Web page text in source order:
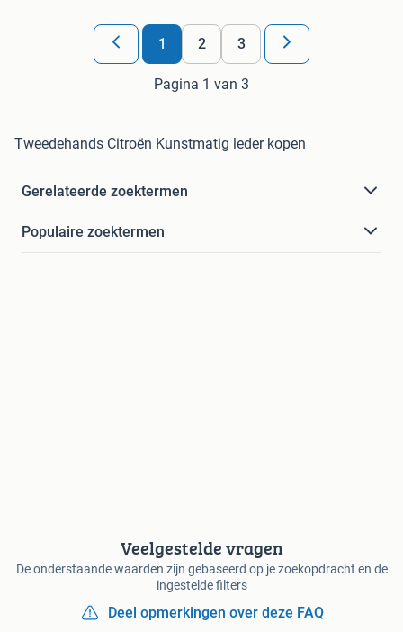
1 2 3
Pagina 1 van 3
Tweedehands Citroën Kunstmatig leder kopen
Gerelateerde zoektermen
Populaire zoektermen
Veelgestelde vragen
De onderstaande waarden zijn gebaseerd op je zoekopdracht en de
ingestelde filters
Deel opmerkingen over deze FAQ